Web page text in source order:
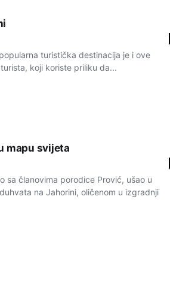
turistička destinacija je i ove
koji koriste priliku da...
mapu svijeta
sa članovima porodice Prović, ušao u
na Jahorini, oličenom u izgradnji